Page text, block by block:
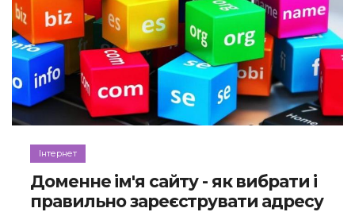
Інтернет
Доменне ім'я сайту - як вибрати і
правильно зареєструвати адресу